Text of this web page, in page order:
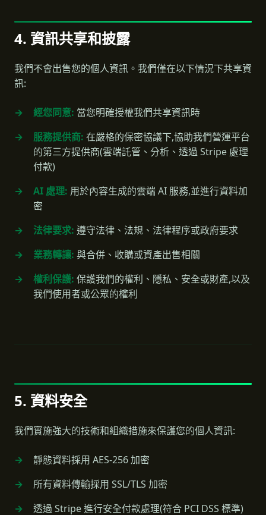
4. 資訊共享和披露
我們不會出售您的個人資訊。我們僅在以下情況下共享資
訊:
經您同意: 當您明確授權我們共享資訊時
服務提供商: 在嚴格的保密協議下,協助我們營運平台
的第三方提供商(雲端託管、分析、透過 Stripe 處理
付款)
AI 處理: 用於內容生成的雲端 AI 服務,並進行資料加
密
法律要求: 遵守法律、法規、法律程序或政府要求
業務轉讓: 與合併、收購或資產出售相關
權利保護: 保護我們的權利、隱私、安全或財產,以及
我們使用者或公眾的權利
5. 資料安全
我們實施強大的技術和組織措施來保護您的個人資訊:
靜態資料採用 AES-256 加密
所有資料傳輸採用 SSL/TLS 加密
透過 Stripe 進行安全付款處理(符合 PCI DSS 標準)